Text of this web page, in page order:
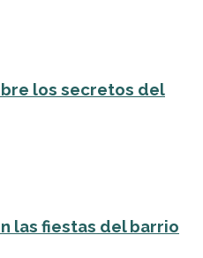
los secretos del
las fiestas del barrio